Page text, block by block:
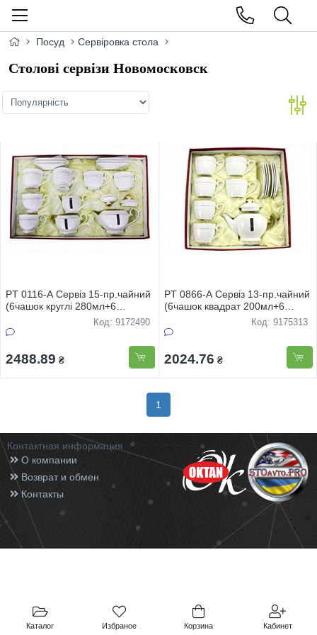
Каталог Избраное Корзина Кабинет
Посуд Сервіровка стола
Cтолові сервізи Новомосковск
PT 0116-А Сервіз 15-пр.чайний
(6чашок круглi 280мл+6
блюдец+заварник850мл+цукорниця+молочник
Снiгов
Код: 9172490
2488.89 ₴
PT 0866-А Сервіз 13-пр.чайний
(6чашок квадрат 200мл+6
блюдец+заварник 900мл
Снiгова королева
Код: 9175313
2024.76 ₴
1
Контактная информация
О компании
Возврат и обмен
Контакты